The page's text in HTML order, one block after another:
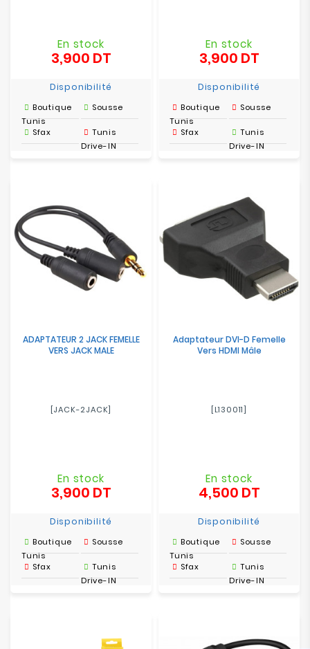
En stock
3,900 DTPrix
Disponibilité
Boutique
Tunis
Sousse
Sfax
Tunis
Drive-IN
En stock
3,900 DTPrix
Disponibilité
Boutique
Tunis
Sousse
Sfax
Tunis
Drive-IN
ADAPTATEUR 2 JACK FEMELLE
VERS JACK MALE
[JACK-2JACK]
En stock
3,900 DTPrix
Disponibilité
Boutique
Tunis
Sousse
Sfax
Tunis
Drive-IN
Adaptateur DVI-D Femelle
Vers HDMI Mâle
[L130011]
En stock
4,500 DTPrix
Disponibilité
Boutique
Tunis
Sousse
Sfax
Tunis
Drive-IN